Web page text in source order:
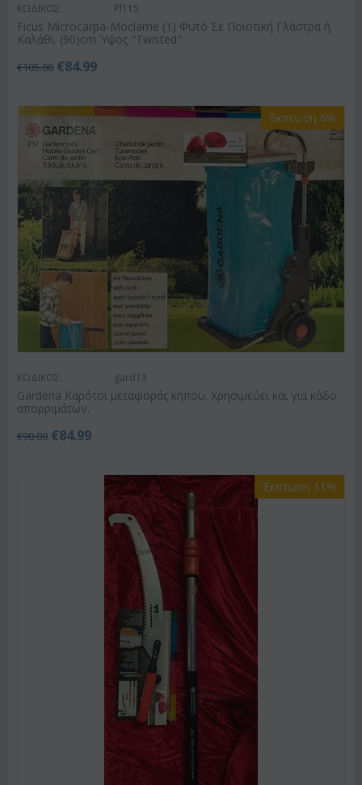
ΚΩΔΙΚΟΣ: Pl115
Ficus Microcarpa-Moclame (1) Φυτό Σε Ποιοτική Γλάστρα ή
Καλάθι. (90)cm Ύψος "Twisted"
€105.00 €84.99
Έκπτωση 6%
ΚΩΔΙΚΟΣ: gard13
Gardena Καρότσι μεταφοράς κήπου. Χρησιμεύει και για κάδο
απορριμάτων.
€90.00 €84.99
Έκπτωση 11%